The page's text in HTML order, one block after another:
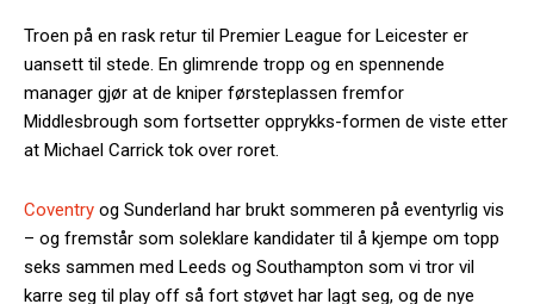
Troen på en rask retur til Premier League for Leicester er
uansett til stede. En glimrende tropp og en spennende
manager gjør at de kniper førsteplassen fremfor
Middlesbrough som fortsetter opprykks-formen de viste etter
at Michael Carrick tok over roret.
Coventry og Sunderland har brukt sommeren på eventyrlig vis
– og fremstår som soleklare kandidater til å kjempe om topp
seks sammen med Leeds og Southampton som vi tror vil
karre seg til play off så fort støvet har lagt seg, og de nye